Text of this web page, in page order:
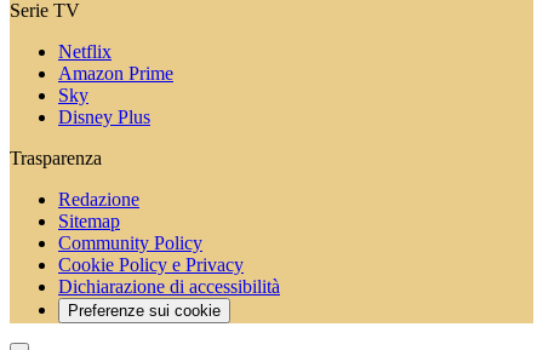
Serie TV
Netflix
Amazon Prime
Sky
Disney Plus
Trasparenza
Redazione
Sitemap
Community Policy
Cookie Policy e Privacy
Dichiarazione di accessibilità
Preferenze sui cookie